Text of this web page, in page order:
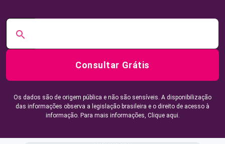
Consultar Grátis
Os dados são de origem pública e não são sensíveis. A disponibilização
das informações observa a legislação brasileira e o direito de acesso à
informação. Para mais informações, Clique aqui.